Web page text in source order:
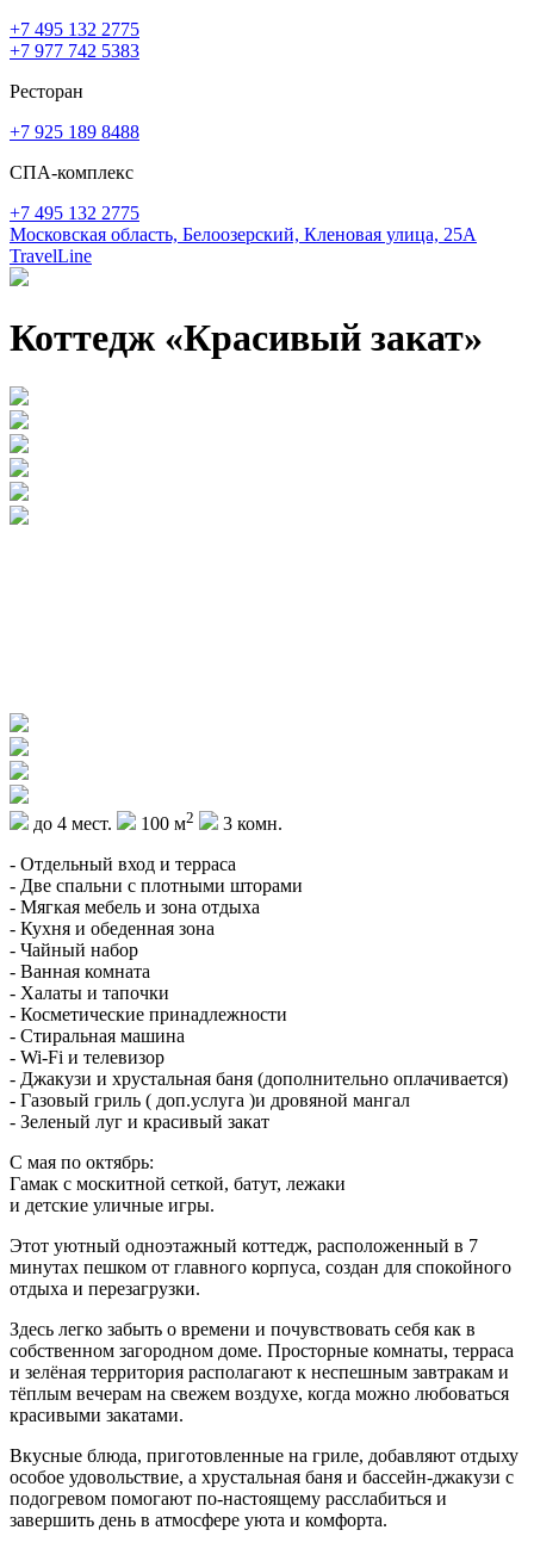
+7 495 132 2775
+7 977 742 5383
Ресторан
+7 925 189 8488
СПА-комплекс
+7 495 132 2775
Московская область, Белоозерский, Кленовая улица, 25А
TravelLine
Коттедж «Красивый закат»
до 4 мест. 100 м2
3 комн.
- Отдельный вход и терраса
- Две спальни с плотными шторами
- Мягкая мебель и зона отдыха
- Кухня и обеденная зона
- Чайный набор
- Ванная комната
- Халаты и тапочки
- Косметические принадлежности
- Стиральная машина
- Wi-Fi и телевизор
- Джакузи и хрустальная баня (дополнительно оплачивается)
- Газовый гриль ( доп.услуга )и дровяной мангал
- Зеленый луг и красивый закат
С мая по октябрь:
Гамак с москитной сеткой, батут, лежаки
и детские уличные игры.
Этот уютный одноэтажный коттедж, расположенный в 7
минутах пешком от главного корпуса, создан для спокойного
отдыха и перезагрузки.
Здесь легко забыть о времени и почувствовать себя как в
собственном загородном доме. Просторные комнаты, терраса
и зелёная территория располагают к неспешным завтракам и
тёплым вечерам на свежем воздухе, когда можно любоваться
красивыми закатами.
Вкусные блюда, приготовленные на гриле, добавляют отдыху
особое удовольствие, а хрустальная баня и бассейн-джакузи с
подогревом помогают по-настоящему расслабиться и
завершить день в атмосфере уюта и комфорта.